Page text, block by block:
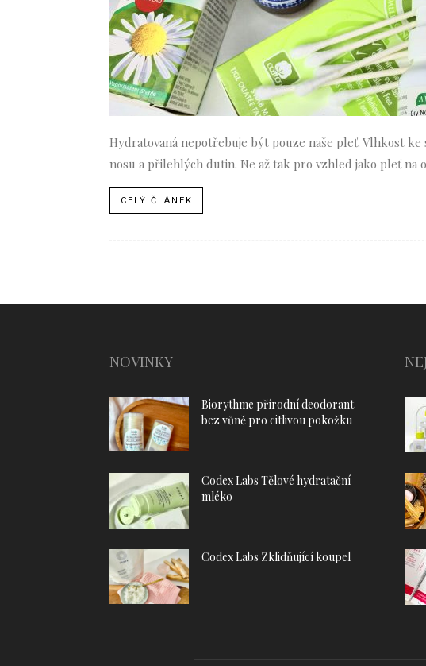
Hydratovaná nepotřebuje být pouze naše pleť. Vlhkost
nosu a přilehlých dutin. Ne až tak pro vzhled jako pleť na
CELÝ ČLÁNEK
NOVINKY
Biorythme přírodní deodorant
bez vůně pro citlivou pokožku
Codex Labs Tělové hydratační
mléko
Codex Labs Zklidňující koupel